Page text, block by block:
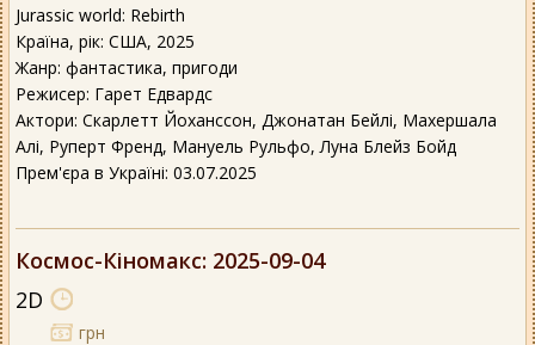
Jurassic world: Rebirth
Країна, рік: США, 2025
Жанр: фантастика, пригоди
Режисер: Гарет Едвардс
Актори: Скарлетт Йоханссон, Джонатан Бейлі, Махершала
Алі, Руперт Френд, Мануель Рульфо, Луна Блейз Бойд
Прем'єра в Україні: 03.07.2025
Космос-Кіномакс: 2025-09-04
2D
грн